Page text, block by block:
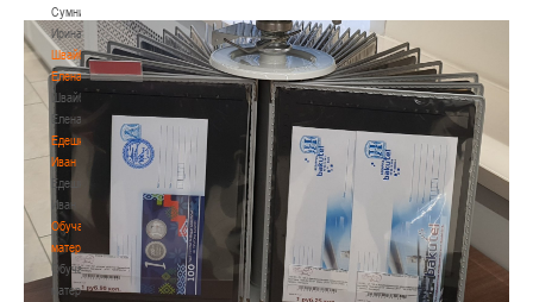
Сумникова
Ирина
Швайбович
Елена
Швайбович
Елена
Едешко
Иван
Едешко
Иван
Обучающие
материалы
Обучающие
материалы